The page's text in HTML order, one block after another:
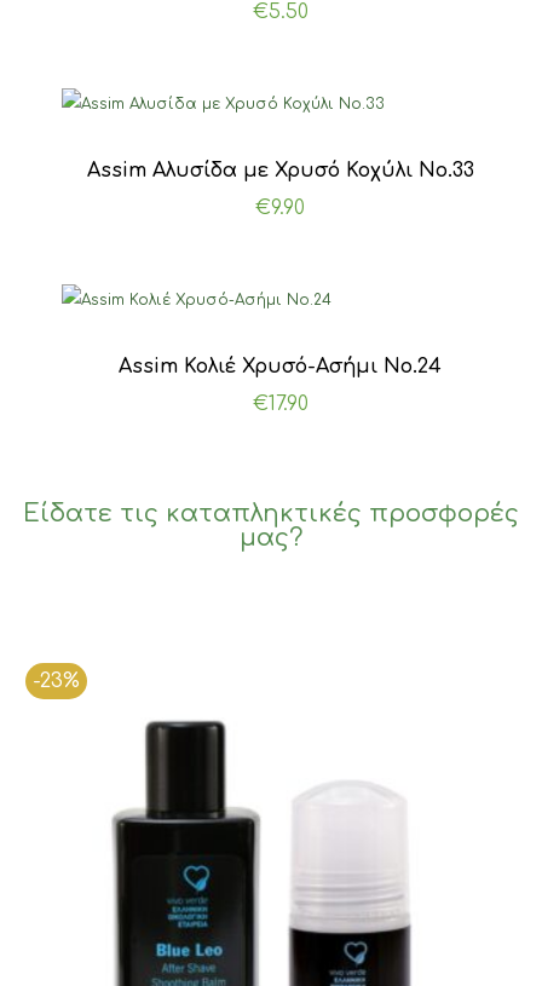
€5.50
Αssim Αλυσίδα με Χρυσό Κοχύλι Νο.33
€9.90
Αssim Κολιέ Χρυσό-Ασήμι Νο.24
€ 17.90
Είδατε τις καταπληκτικές προσφορές
μας?
-23%